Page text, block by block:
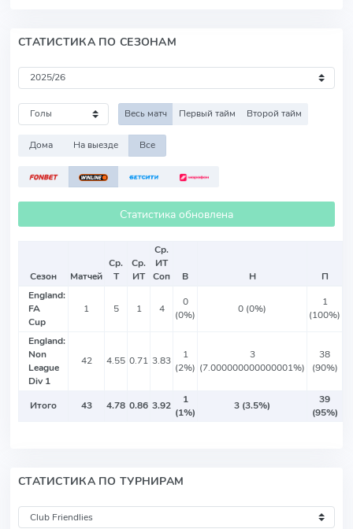
СТАТИСТИКА ПО СЕЗОНАМ
Весь матч Первый тайм Второй тайм
Дома На выезде Все
Статистика обновлена
Сезон Матчей
Ср.
Т
Ср.
ИТ
Ср.
ИТ
Соп
В Н
П
England:
FA
Cup
1 5 1 4
0
(0%)
0 (0%)
1
(100%)
England:
Non
League
Div 1
42 4.55 0.71 3.83
1
(2%)
3
(7.000000000000001%)
38
(90%)
Итого 43 4.78 0.86 3.92
1
(1%)
3 (3.5%)
39
(95%)
СТАТИСТИКА ПО ТУРНИРАМ